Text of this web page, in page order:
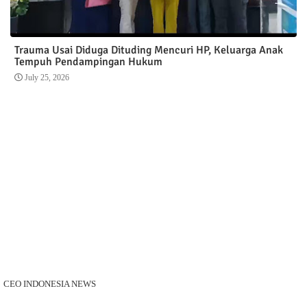
Trauma Usai Diduga Dituding Mencuri HP, Keluarga Anak
Tempuh Pendampingan Hukum
July 25, 2026
CEO INDONESIA NEWS